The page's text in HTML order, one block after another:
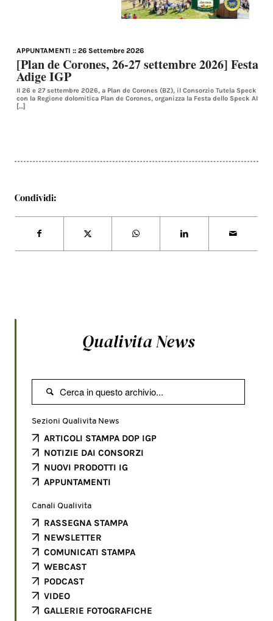
APPUNTAMENTI :: 26 Settembre 2026
[Plan de Corones, 26-27 settembre 2026] Festa
Adige IGP
Il 26 e 27 settembre 2026, a Plan de Corones (BZ), il Consorzio Tutela Speck
con la Regione dolomitica Plan de Corones, organizza la Festa dello Speck Alto
[…]
Condividi:
Qualivita News

Sezioni Qualivita News
ARTICOLI STAMPA DOP IGP
NOTIZIE DAI CONSORZI
NUOVI PRODOTTI IG
APPUNTAMENTI
Canali Qualivita
RASSEGNA STAMPA
NEWSLETTER
COMUNICATI STAMPA
WEBCAST
PODCAST
VIDEO
GALLERIE FOTOGRAFICHE